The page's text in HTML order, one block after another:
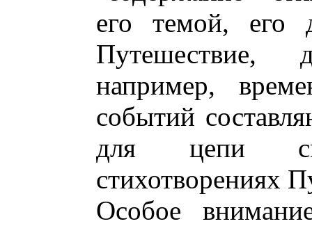
его темой, его
Путешествие,
например,
событий
для цепи
стихотворениях
Особое